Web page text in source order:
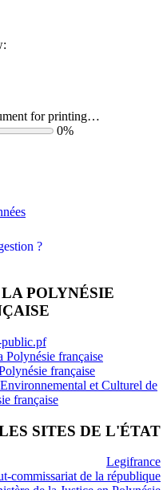
for printing…
0%
?
POLYNÉSIE
Polynésie française
française
et Culturel de
française
SITES DE L'ÉTAT
Legifrance
commissariat de la république